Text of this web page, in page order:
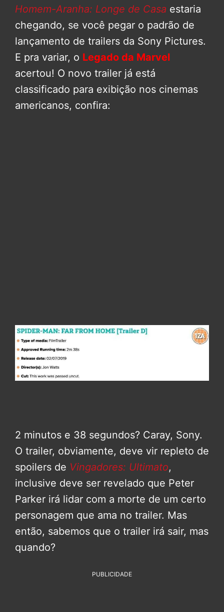
Homem-Aranha: Longe de Casa estaria
chegando, se você pegar o padrão de
lançamento de trailers da Sony Pictures.
E pra variar, o Legado da Marvel
acertou! O novo trailer já está
classificado para exibição nos cinemas
americanos, confira:
2 minutos e 38 segundos? Caray, Sony.
O trailer, obviamente, deve vir repleto de
spoilers de Vingadores: Ultimato,
inclusive deve ser revelado que Peter
Parker irá lidar com a morte de um certo
personagem que ama no trailer. Mas
então, sabemos que o trailer irá sair, mas
quando?
PUBLICIDADE